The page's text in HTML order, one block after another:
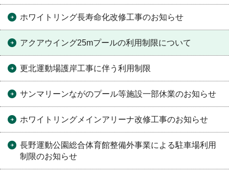
ホワイトリング長寿命化改修工事のお知らせ
アクアウイング25mプールの利用制限について
更北運動場護岸工事に伴う利用制限
サンマリーンながのプール等施設一部休業のお知らせ
ホワイトリングメインアリーナ改修工事のお知らせ
長野運動公園総合体育館整備外事業による駐車場利用
制限のお知らせ